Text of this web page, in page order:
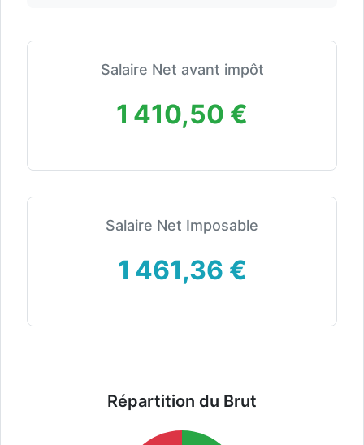
Salaire Net avant impôt
1 410,50 €
Salaire Net Imposable
1 461,36 €
Répartition du Brut